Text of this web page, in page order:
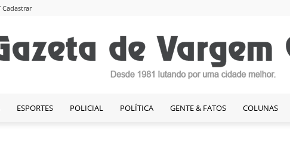
Cadastrar
ESPORTES POLICIAL POLÍTICA GENTE & FATOS COLUNAS